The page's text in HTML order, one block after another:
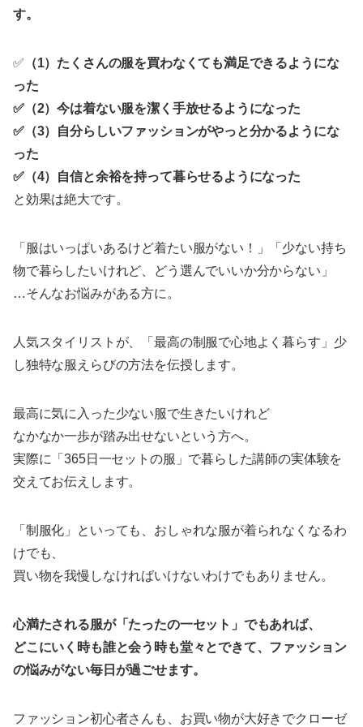
す。
✅ （1）たくさんの服を買わなくても満足できるようにな
った
✅（2）今は着ない服を潔く手放せるようになった
✅（3）自分らしいファッションがやっと分かるようにな
った
✅（4）自信と余裕を持って暮らせるようになった
と効果は絶大です。
「服はいっぱいあるけど着たい服がない！」「少ない持ち
物で暮らしたいけれど、どう選んでいいか分からない」
…そんなお悩みがある方に。
人気スタイリストが、「最高の制服で心地よく暮らす」少
し独特な服えらびの方法を伝授します。
最高に気に入った少ない服で生きたいけれど
なかなか一歩が踏み出せないという方へ。
実際に「365日一セットの服」で暮らした講師の実体験を
交えてお伝えします。
「制服化」といっても、おしゃれな服が着られなくなるわ
けでも、
買い物を我慢しなければいけないわけでもありません。
心満たされる服が「たったの一セット」でもあれば、
どこにいく時も誰と会う時も堂々とできて、ファッション
の悩みがない毎日が過ごせます。
ファッション初心者さんも、お買い物が大好きでクローゼ